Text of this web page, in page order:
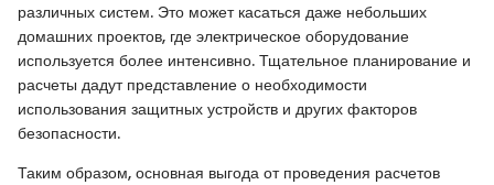
различных систем. Это может касаться даже небольших
домашних проектов, где электрическое оборудование
используется более интенсивно. Тщательное планирование и
расчеты дадут представление о необходимости
использования защитных устройств и других факторов
безопасности.
Таким образом, основная выгода от проведения расчетов